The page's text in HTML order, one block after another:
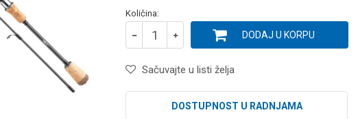
Količina:
DODAJ U KORPU
Sačuvajte u listi želja
DOSTUPNOST U RADNJAMA